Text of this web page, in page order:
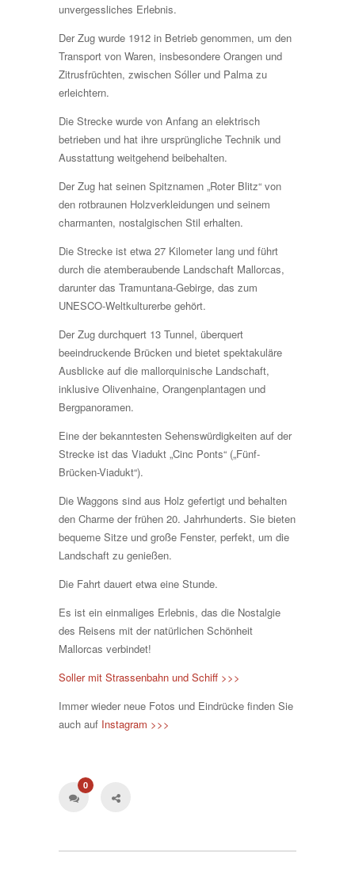
unvergessliches Erlebnis.
Der Zug wurde 1912 in Betrieb genommen, um den
Transport von Waren, insbesondere Orangen und
Zitrusfrüchten, zwischen Sóller und Palma zu
erleichtern.
Die Strecke wurde von Anfang an elektrisch
betrieben und hat ihre ursprüngliche Technik und
Ausstattung weitgehend beibehalten.
Der Zug hat seinen Spitznamen „Roter Blitz“ von
den rotbraunen Holzverkleidungen und seinem
charmanten, nostalgischen Stil erhalten.
Die Strecke ist etwa 27 Kilometer lang und führt
durch die atemberaubende Landschaft Mallorcas,
darunter das Tramuntana-Gebirge, das zum
UNESCO-Weltkulturerbe gehört.
Der Zug durchquert 13 Tunnel, überquert
beeindruckende Brücken und bietet spektakuläre
Ausblicke auf die mallorquinische Landschaft,
inklusive Olivenhaine, Orangenplantagen und
Bergpanoramen.
Eine der bekanntesten Sehenswürdigkeiten auf der
Strecke ist das Viadukt „Cinc Ponts“ („Fünf-
Brücken-Viadukt“).
Die Waggons sind aus Holz gefertigt und behalten
den Charme der frühen 20. Jahrhunderts. Sie bieten
bequeme Sitze und große Fenster, perfekt, um die
Landschaft zu genießen.
Die Fahrt dauert etwa eine Stunde.
Es ist ein einmaliges Erlebnis, das die Nostalgie
des Reisens mit der natürlichen Schönheit
Mallorcas verbindet!
Soller mit Strassenbahn und Schiff >>>
Immer wieder neue Fotos und Eindrücke finden Sie
auch auf Instagram >>>
0